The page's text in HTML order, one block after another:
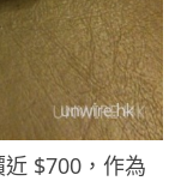
$700，作為